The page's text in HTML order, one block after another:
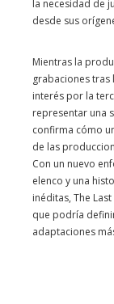
la necesidad de
desde sus
Mientras la
grabaciones
interés por la
representar una
confirma cómo
de las
Con un nuevo
elenco y una
inéditas, The
que podría
adaptaciones